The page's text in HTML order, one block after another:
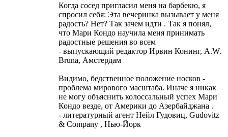
Когда сосед пригласил меня на барбекю, я
спросил себя: Эта вечеринка вызывает у меня
радость? Нет? Так зачем идти . Так я понял,
что Мари Кондо научила меня принимать
радостные решения во всем
- выпускающий редактор Ирвин Конинг, A.W.
Bruna, Амстердам
Видимо, бедственное положение носков -
проблема мирового масштаба. Иначе я никак
не могу объяснить колоссальный успех Мари
Кондо везде, от Америки до Азербайджана .
- литературный агент Нейл Гудовиц, Gudovitz
& Company , Нью-Йорк